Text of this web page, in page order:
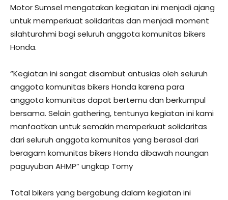
Motor Sumsel mengatakan kegiatan ini menjadi ajang
untuk memperkuat solidaritas dan menjadi moment
silahturahmi bagi seluruh anggota komunitas bikers
Honda.
“Kegiatan ini sangat disambut antusias oleh seluruh
anggota komunitas bikers Honda karena para
anggota komunitas dapat bertemu dan berkumpul
bersama. Selain gathering, tentunya kegiatan ini kami
manfaatkan untuk semakin memperkuat solidaritas
dari seluruh anggota komunitas yang berasal dari
beragam komunitas bikers Honda dibawah naungan
paguyuban AHMP” ungkap Tomy
Total bikers yang bergabung dalam kegiatan ini